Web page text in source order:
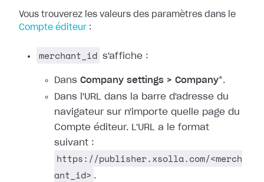
Vous trouverez les valeurs des paramètres dans le
Compte éditeur :
merchant_id s'affiche :
Dans Company settings > Company*.
Dans l'URL dans la barre d'adresse du
navigateur sur n'importe quelle page du
Compte éditeur. L'URL a le format
suivant :
https://publisher.xsolla.com/<merch
ant_id> .